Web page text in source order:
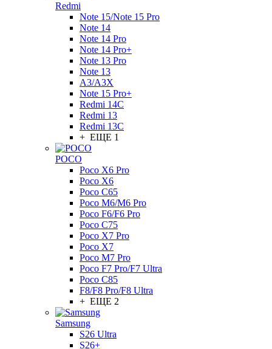
Redmi
Note 15/Note 15 Pro
Note 14
Note 14 Pro
Note 14 Pro+
Note 13 Pro
Note 13
A3/A3X
Note 15 Pro+
Redmi 14C
Redmi 13
Redmi 13C
+ ЕЩЕ 1
POCO
Poco X6 Pro
Poco X6
Poco C65
Poco M6/M6 Pro
Poco F6/F6 Pro
Poco C75
Poco X7 Pro
Poco X7
Poco M7 Pro
Poco F7 Pro/F7 Ultra
Poco C85
F8/F8 Pro/F8 Ultra
+ ЕЩЕ 2
Samsung
S26 Ultra
S26+